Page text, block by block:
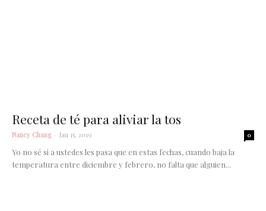
Receta de té para aliviar la tos
Nancy Chang - Jan 15, 2019 0
Yo no sé si a ustedes les pasa que en estas fechas, cuando baja la
temperatura entre diciembre y febrero, no falta que alguien...